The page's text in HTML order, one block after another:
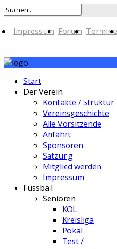
Impressum Forum Termine
Start
Der Verein
Kontakte / Struktur
Vereinsgeschichte
Alle Vorsitzende
Anfahrt
Sponsoren
Satzung
Mitglied werden
Impressum
Fussball
Senioren
KOL
Kreisliga
Pokal
Test /